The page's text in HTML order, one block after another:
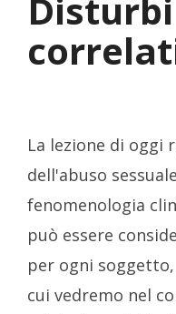
La lezione di oggi
dell'abuso
fenomenologia
può essere
per ogni
cui vedremo nel